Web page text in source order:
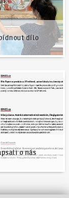
dílo
o nás